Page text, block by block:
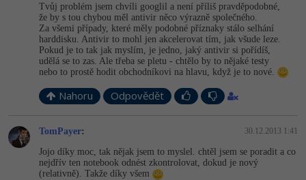
Tvůj problém jsem chvíli googlil a není příliš pravděpodobné,
že by s tou chybou měl antivir něco výrazně společného.
Za všemi případy, které měly podobné příznaky stálo selhání
harddisku. Antivir to mohl jen akcelerovat tím, jak všude leze.
Pokud je to tak jak myslím, je jedno, jaký antivir si pořídíš,
udělá se to zas. Ale třeba se pletu - chtělo by to nějaké testy
nebo to prostě hodit obchodníkovi na hlavu, když je to nové.
Nahoru Odpovědět
TomPayer: 30.12.2013 1:41
Jojo díky moc, tak nějak jsem to myslel. chtěl jsem se poradit a co
nejdřív ten notebook odnést zkontrolovat, dokud je nový
(relativně). Takže díky všem